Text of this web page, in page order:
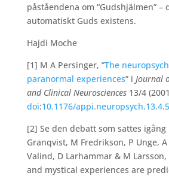
påståendena om “Gudshjälmen”
automatiskt Guds existens.
Hajdi Moche
[1] M A Persinger, ”The
paranormal experiences” i Journal
and Clinical Neurosciences 13/4
doi:10.1176/
[2] Se den debatt som sattes igång
Granqvist, M Fredrikson, P Unge,
Valind, D Larhammar & M Larsson,
and mystical experiences are